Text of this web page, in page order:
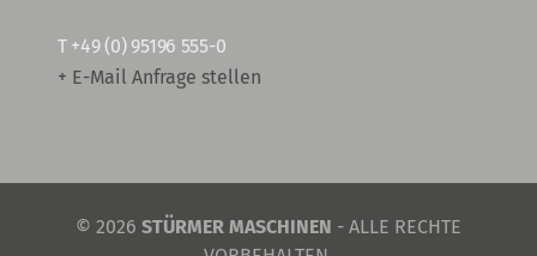
T +49 (0) 95196 555-0
+ E-Mail Anfrage stellen
© 2026 STÜRMER MASCHINEN - ALLE RECHTE